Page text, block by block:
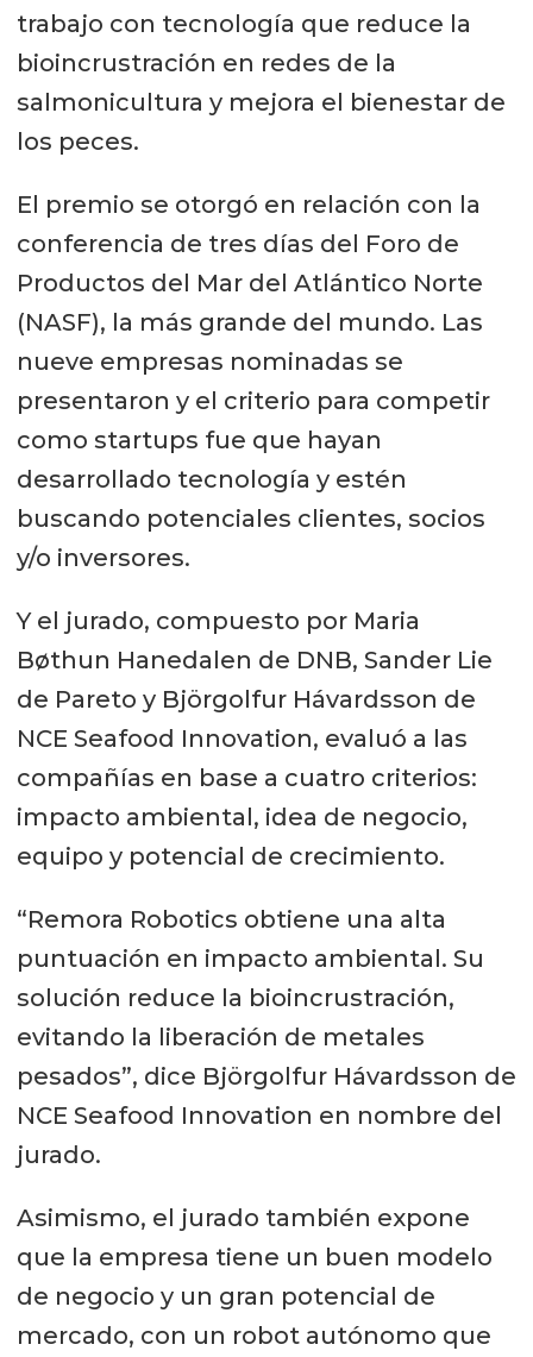
trabajo con tecnología que reduce la
bioincrustración en redes de la
salmonicultura y mejora el bienestar de
los peces.
El premio se otorgó en relación con la
conferencia de tres días del Foro de
Productos del Mar del Atlántico Norte
(NASF), la más grande del mundo. Las
nueve empresas nominadas se
presentaron y el criterio para competir
como startups fue que hayan
desarrollado tecnología y estén
buscando potenciales clientes, socios
y/o inversores.
Y el jurado, compuesto por Maria
Bøthun Hanedalen de DNB, Sander Lie
de Pareto y Björgolfur Hávardsson de
NCE Seafood Innovation, evaluó a las
compañías en base a cuatro criterios:
impacto ambiental, idea de negocio,
equipo y potencial de crecimiento.
“Remora Robotics obtiene una alta
puntuación en impacto ambiental. Su
solución reduce la bioincrustración,
evitando la liberación de metales
pesados”, dice Björgolfur Hávardsson de
NCE Seafood Innovation en nombre del
jurado.
Asimismo, el jurado también expone
que la empresa tiene un buen modelo
de negocio y un gran potencial de
mercado, con un robot autónomo que